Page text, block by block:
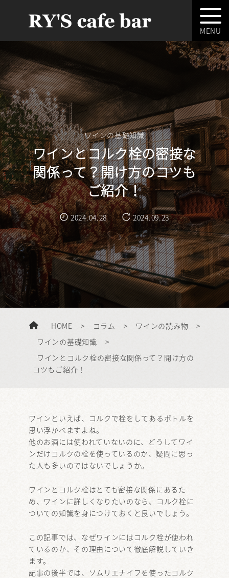
ワインの基礎知識
ワインとコルク栓の密接な
関係って？開け方のコツも
ご紹介！
2024.04.28 2024.09.23
HOME > コラム > ワインの読み物
>
ワインの基礎知識
>
ワインとコルク栓の密接な関係って？開け方の
コツもご紹介！
ワインといえば、コルクで栓をしてあるボトルを
思い浮かべますよね。
他のお酒には使われていないのに、どうしてワイ
ンだけコルクの栓を使っているのか、疑問に思っ
た人も多いのではないでしょうか。
ワインとコルク栓はとても密接な関係にあるた
め、ワインに詳しくなりたいのなら、コルク栓に
ついての知識を身につけておくと良いでしょう。
この記事では、なぜワインにはコルク栓が使われ
ているのか、その理由について徹底解説していき
ます。
記事の後半では、ソムリエナイフを使ったコルク